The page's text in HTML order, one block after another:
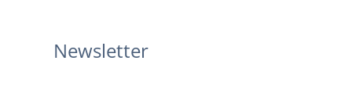
:Newsletter